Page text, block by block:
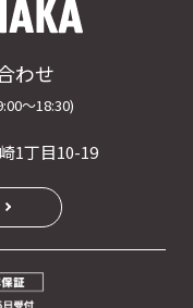
わせ
〜18:30)
1丁目10-19